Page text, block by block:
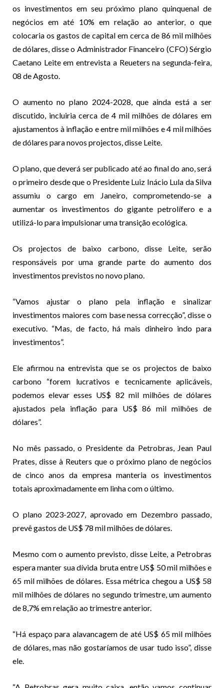
os investimentos em seu próximo plano quinquenal de
negócios em até 10% em relação ao anterior, o que
colocaria os gastos de capital em cerca de 86 mil milhões
de dólares, disse o Administrador Financeiro (CFO) Sérgio
Caetano Leite em entrevista a Reueters na segunda-feira,
08 de Agosto.
O aumento no plano 2024-2028, que ainda está a ser
discutido, incluiria cerca de 4 mil milhões de dólares em
ajustamentos à inflação e entre mil milhões e 4 mil milhões
de dólares para novos projectos, disse Leite.
O plano, que deverá ser publicado até ao final do ano, será
o primeiro desde que o Presidente Luiz Inácio Lula da Silva
assumiu o cargo em Janeiro, comprometendo-se a
aumentar os investimentos do gigante petrolífero e a
utilizá-lo para impulsionar uma transição ecológica.
Os projectos de baixo carbono, disse Leite, serão
responsáveis por uma grande parte do aumento dos
investimentos previstos no novo plano.
“Vamos ajustar o plano pela inflação e sinalizar
investimentos maiores com base nessa correcção”, disse o
executivo. “Mas, de facto, há mais dinheiro indo para
investimentos”.
Ele afirmou na entrevista que se os projectos de baixo
carbono “forem lucrativos e tecnicamente aplicáveis,
podemos elevar esses US$ 82 mil milhões de dólares
ajustados pela inflação para US$ 86 mil milhões de
dólares”.
No mês passado, o Presidente da Petrobras, Jean Paul
Prates, disse à Reuters que o próximo plano de negócios
de cinco anos da empresa manteria os investimentos
totais aproximadamente em linha com o último.
O plano 2023-2027, aprovado em Dezembro passado,
prevê gastos de US$ 78 mil milhões de dólares.
Mesmo com o aumento previsto, disse Leite, a Petrobras
espera manter sua dívida bruta entre US$ 50 mil milhões e
65 mil milhões de dólares. Essa métrica chegou a US$ 58
mil milhões de dólares no segundo trimestre, um aumento
de 8,7% em relação ao trimestre anterior.
“Há espaço para alavancagem de até US$ 65 mil milhões
de dólares, mas não gostaríamos de usar tudo isso”, disse
ele.